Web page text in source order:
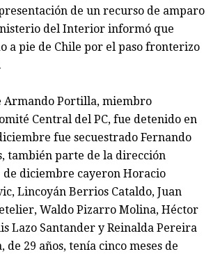
de un recurso de amparo
del Interior informó que
a pie de Chile por el paso fronterizo
Armando Portilla, miembro
Central del PC, fue detenido en
fue secuestrado Fernando
también parte de la dirección
de diciembre cayeron Horacio
Lincoyán Berrios Cataldo, Juan
Waldo Pizarro Molina, Héctor
Lazo Santander y Reinalda Pereira
de 29 años, tenía cinco meses de